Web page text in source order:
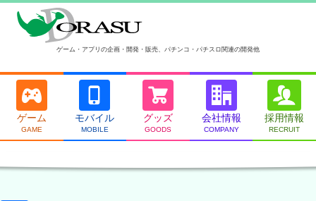
ゲーム・アプリの企画・開発・販売、パチンコ・パチスロ関連の開発他
ゲーム
GAME
モバイル
MOBILE
グッズ
GOODS
会社情報
COMPANY
採用情報
RECRUIT